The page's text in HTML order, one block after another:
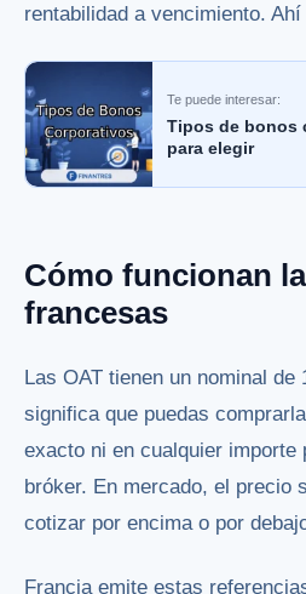
rentabilidad a vencimiento.
Te puede interesar:
Tipos de bonos
para elegir
Cómo funcionan
francesas
Las OAT tienen un nominal de
significa que puedas
exacto ni en cualquier importe
bróker. En mercado, el precio
cotizar por encima o por
Francia emite estas